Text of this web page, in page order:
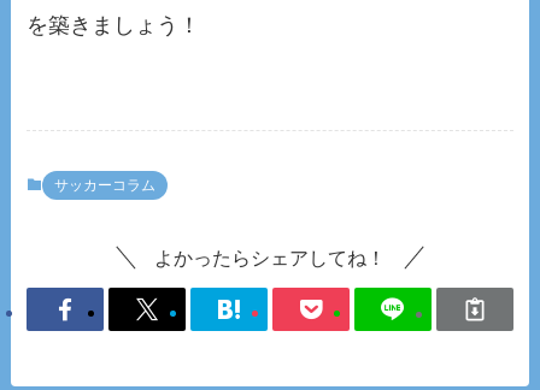
を築きましょう！
サッカーコラム
よかったらシェアしてね！